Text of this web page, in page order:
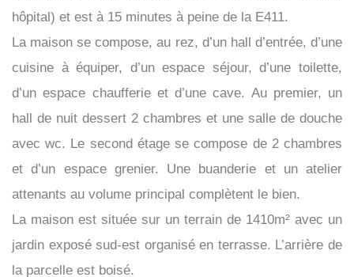
hôpital) et est à 15 minutes à peine de la E411.
La maison se compose, au rez, d’un hall d’entrée, d’une
cuisine à équiper, d’un espace séjour, d’une toilette,
d’un espace chaufferie et d’une cave. Au premier, un
hall de nuit dessert 2 chambres et une salle de douche
avec wc. Le second étage se compose de 2 chambres
et d’un espace grenier. Une buanderie et un atelier
attenants au volume principal complètent le bien.
La maison est située sur un terrain de 1410m² avec un
jardin exposé sud-est organisé en terrasse. L’arrière de
la parcelle est boisé.